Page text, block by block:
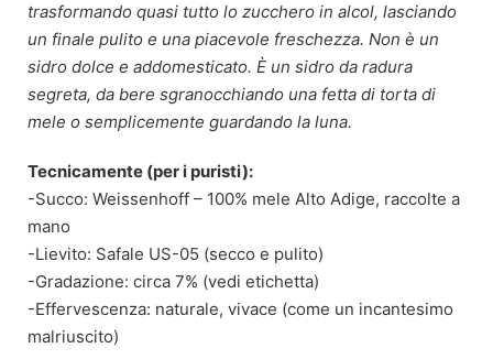
trasformando quasi tutto lo zucchero in alcol, lasciando
un finale pulito e una piacevole freschezza. Non è un
sidro dolce e addomesticato. È un sidro da radura
segreta, da bere sgranocchiando una fetta di torta di
mele o semplicemente guardando la luna.
Tecnicamente (per i puristi):
-Succo: Weissenhoff – 100% mele Alto Adige, raccolte a
mano
-Lievito: Safale US-05 (secco e pulito)
-Gradazione: circa 7% (vedi etichetta)
-Effervescenza: naturale, vivace (come un incantesimo
malriuscito)